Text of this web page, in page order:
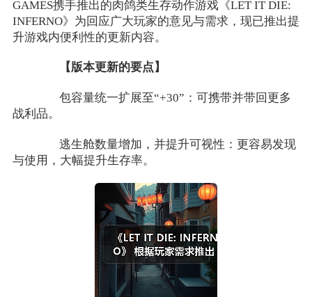
GAMES携手推出的肉鸽类生存动作游戏《LET IT DIE:
INFERNO》为回应广大玩家的意见与需求，现已推出提
升游戏内便利性的更新内容。
【版本更新的要点】
包容量统一扩展至“+30”：可携带并带回更多
战利品。
逃生舱数量增加，并提升可视性：更容易发现
与使用，大幅提升生存率。